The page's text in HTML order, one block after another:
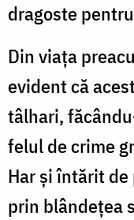
dragoste
Din viaţa
evident că
tâlhari,
felul de crime
Har şi întărit
prin blândeţea